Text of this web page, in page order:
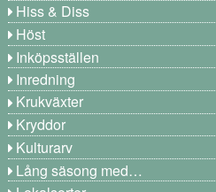
Hiss & Diss
Höst
Inköpsställen
Inredning
Krukväxter
Kryddor
Kulturarv
Lång säsong med…